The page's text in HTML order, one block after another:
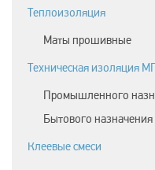
Теплоизоляция
Маты прошивные
Техническая изоляция
Промышленного
Бытового назначения
Клеевые смеси